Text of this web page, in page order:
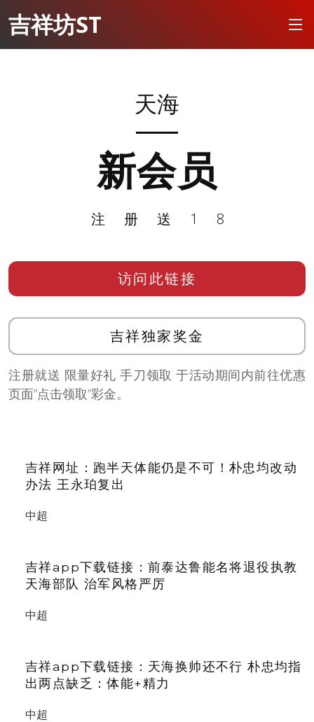
吉祥坊ST
天海
吉祥网址：跑半天体能仍是不可！朴忠均改动
办法 王永珀复出
中超
吉祥app下载链接：前泰达鲁能名将退役执教
天海部队 治军风格严厉
中超
吉祥app下载链接：天海换帅还不行 朴忠均指
出两点缺乏：体能+精力
中超
新会员
注册送18
访问此链接
吉祥独家奖金
注册就送 限量好礼 手刀领取 于活动期间内前往优惠
页面”点击领取”彩金。